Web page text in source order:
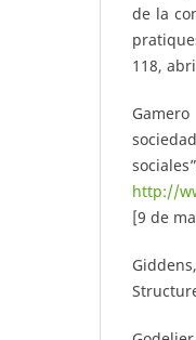
de la
118,
http://
[9 de